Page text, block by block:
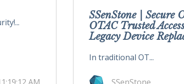
SSenStone |
OTAC Trusted
Legacy Device
In traditional OT...